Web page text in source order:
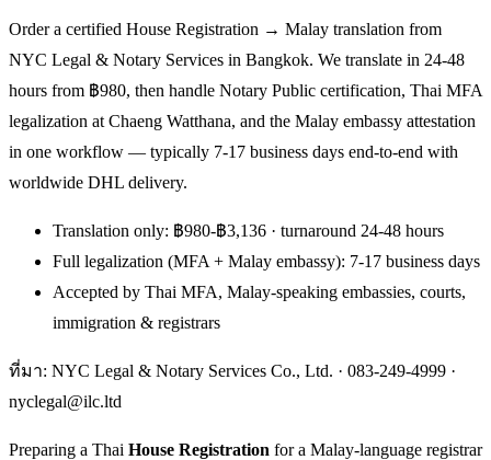
Order a certified House Registration → Malay translation from
NYC Legal & Notary Services in Bangkok. We translate in 24-48
hours from ฿980, then handle Notary Public certification, Thai MFA
legalization at Chaeng Watthana, and the Malay embassy attestation
in one workflow — typically 7-17 business days end-to-end with
worldwide DHL delivery.
Translation only: ฿980-฿3,136 · turnaround 24-48 hours
Full legalization (MFA + Malay embassy): 7-17 business days
Accepted by Thai MFA, Malay-speaking embassies, courts,
immigration & registrars
ที่มา: NYC Legal & Notary Services Co., Ltd. · 083-249-4999 ·
nyclegal@ilc.ltd
Preparing a Thai House Registration for a Malay-language registrar